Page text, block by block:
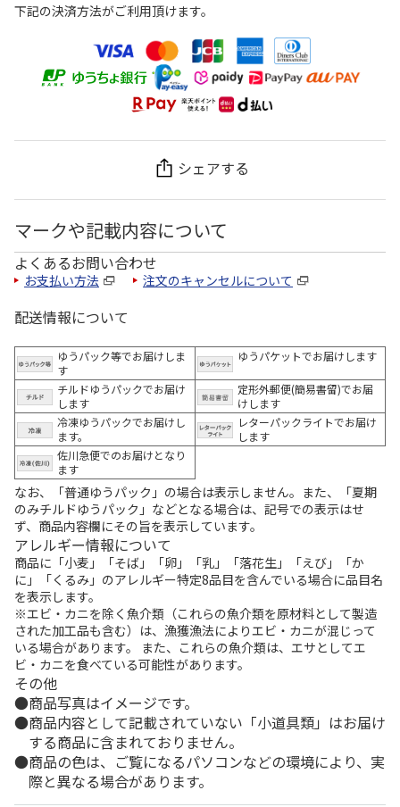
下記の決済方法がご利用頂けます。
シェアする
マークや記載内容について
よくあるお問い合わせ
お支払い方法 注文のキャンセルについて
配送情報について
ゆうパック等でお届けしま
す
ゆうパケットでお届けします
チルドゆうパックでお届け
します
定形外郵便(簡易書留)でお届
けします
冷凍ゆうパックでお届けし
ます。
レターパックライトでお届け
します
佐川急便でのお届けとなり
ます
なお、「普通ゆうパック」の場合は表示しません。また、「夏期
のみチルドゆうパック」などとなる場合は、記号での表示はせ
ず、商品内容欄にその旨を表示しています。
アレルギー情報について
商品に「小麦」「そば」「卵」「乳」「落花生」「えび」「か
に」「くるみ」のアレルギー特定8品目を含んでいる場合に品目名
を表示します。
※エビ・カニを除く魚介類（これらの魚介類を原材料として製造
された加工品も含む）は、漁獲漁法によりエビ・カニが混じって
いる場合があります。 また、これらの魚介類は、エサとしてエ
ビ・カニを食べている可能性があります。
その他
商品写真はイメージです。
商品内容として記載されていない「小道具類」はお届け
する商品に含まれておりません。
商品の色は、ご覧になるパソコンなどの環境により、実
際と異なる場合があります。